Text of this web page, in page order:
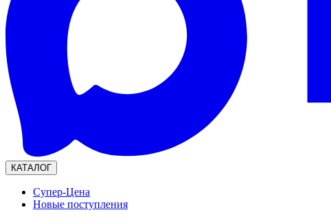
КАТАЛОГ
Супер-Цена
Новые поступления